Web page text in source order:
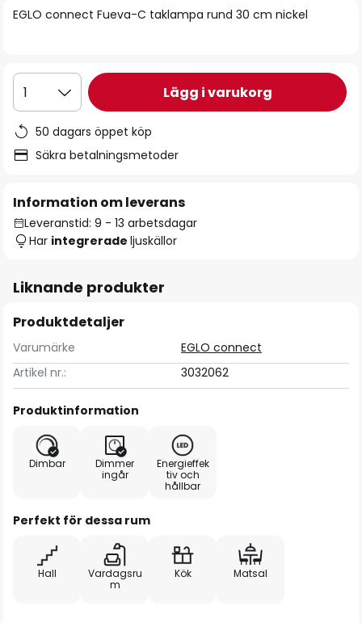
bildgalleriet
EGLO connect Fueva-C taklampa rund 30 cm nickel
1 Lägg i varukorg
50 dagars öppet köp
Säkra betalningsmetoder
Information om leverans
Leveranstid: 9 - 13 arbetsdagar
Har integrerade ljuskällor
Liknande produkter
Produktdetaljer
Varumärke
EGLO connect
Artikel nr.:
3032062
Produktinformation
Dimbar
Dimmer
ingår
Energieffek
tiv och
hållbar
Perfekt för dessa rum
Hall
Vardagsru
m
Kök Matsal